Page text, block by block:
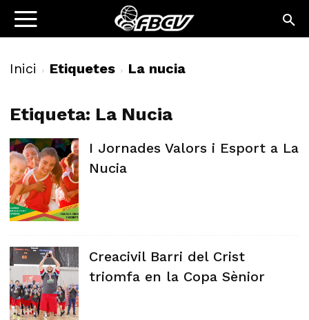
Inici Etiquetes La nucia
Etiqueta: La Nucia
I Jornades Valors i Esport a La
Nucia
Creacivil Barri del Crist
triomfa en la Copa Sènior